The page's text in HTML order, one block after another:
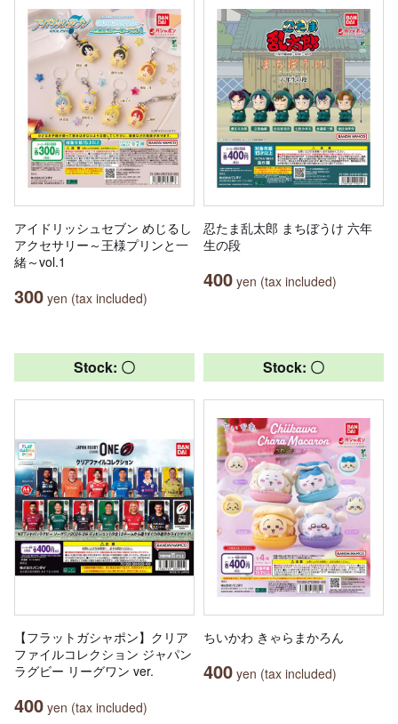
アイドリッシュセブン めじるし
アクセサリー～王様プリンと一
緒～vol.1
300 yen (tax included)
忍たま乱太郎 まちぼうけ 六年
生の段
400 yen (tax included)
Stock: 〇
【フラットガシャポン】クリア
ファイルコレクション ジャパン
ラグビー リーグワン ver.
400 yen (tax included)
Stock: 〇
ちいかわ きゃらまかろん
400 yen (tax included)